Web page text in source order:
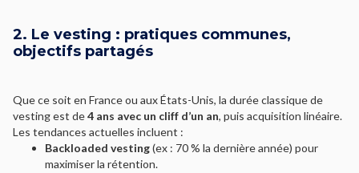
2. Le vesting : pratiques communes,
objectifs partagés
Que ce soit en France ou aux États-Unis, la durée classique de
vesting est de4 ans avec un cliff d’un an, puis acquisition linéaire.
Les tendances actuelles incluent :
Backloaded vesting(ex : 70 % la dernière année) pour
maximiser la rétention.